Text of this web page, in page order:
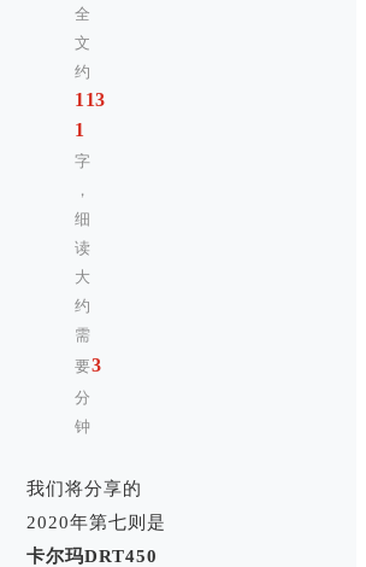
全
文
约
113
1
字
，
细
读
大
约
需
要3
分
钟
我们将分享的
2020年第七则是
卡尔玛DRT450